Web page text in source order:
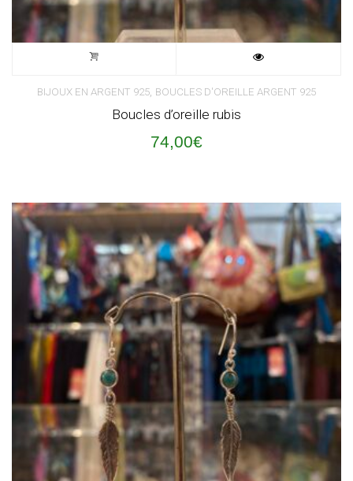
BIJOUX EN ARGENT 925, BOUCLES D'OREILLE ARGENT 925
Boucles d’oreille rubis
74,00€